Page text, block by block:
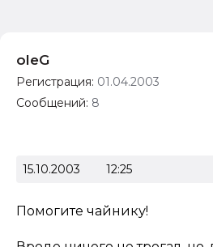
oleG
Регистрация: 01.04.2003
Сообщений: 8
15.10.2003 12:25
Помогите чайнику!